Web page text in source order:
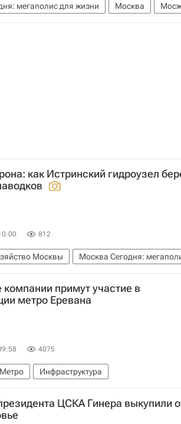
мегаполис для жизни Москва
Москвы
Комплекс городского
как Истринский гидроузел
812
Москвы
Москва Сегодня:
хозяйства Москвы
Мультимедиа
компании примут участие в
метро Еревана
4075
Метро Инфраструктура
ЦСКА Гинера выкупили